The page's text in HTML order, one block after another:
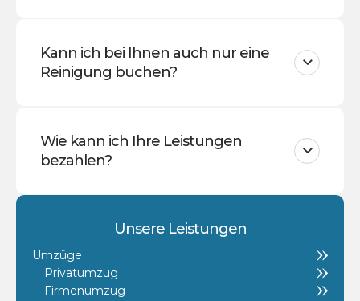
Unsere Leistungen
Umzüge
Privatumzug
Firmenumzug
Kann ich bei Ihnen auch nur eine
Reinigung buchen?
Wie kann ich Ihre Leistungen
bezahlen?